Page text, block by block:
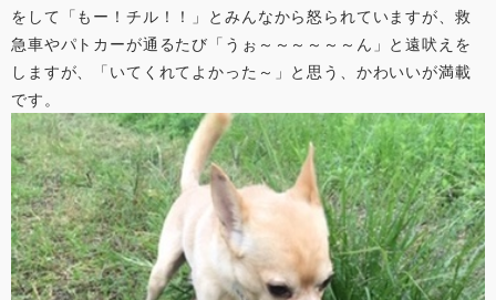
をして「もー！チル！！」とみんなから怒られていますが、救
急車やパトカーが通るたび「うぉ～～～～～～ん」と遠吠えを
しますが、「いてくれてよかった～」と思う、かわいいが満載
です。